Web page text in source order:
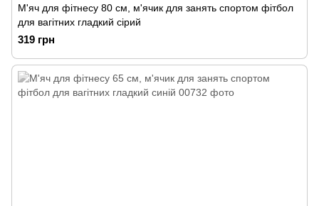
М'яч для фітнесу 80 см, м'ячик для занять спортом фітбол
для вагітних гладкий сірий
319 грн